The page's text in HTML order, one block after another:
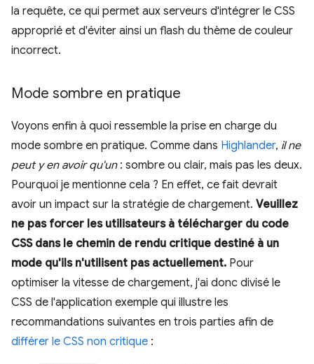
la requête, ce qui permet aux serveurs d'intégrer le CSS
approprié et d'éviter ainsi un flash du thème de couleur
incorrect.
Mode sombre en pratique
Voyons enfin à quoi ressemble la prise en charge du
mode sombre en pratique. Comme dans Highlander, il ne
peut y en avoir qu'un: sombre ou clair, mais pas les deux.
Pourquoi je mentionne cela ? En effet, ce fait devrait
avoir un impact sur la stratégie de chargement. Veuillez
ne pas forcer les utilisateurs à télécharger du code
CSS dans le chemin de rendu critique destiné à un
mode qu'ils n'utilisent pas actuellement. Pour
optimiser la vitesse de chargement, j'ai donc divisé le
CSS de l'application exemple qui illustre les
recommandations suivantes en trois parties afin de
différer le CSS non critique :